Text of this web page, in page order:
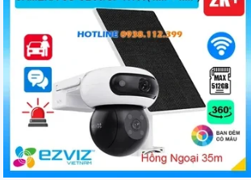
cắm thẻ nhớ MicroSD 512GB sử dụng nguồn